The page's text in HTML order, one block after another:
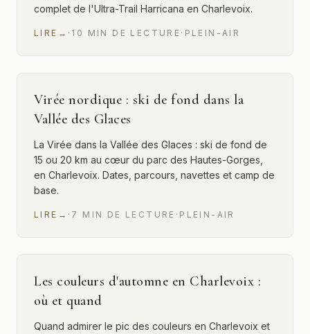
complet de l'Ultra-Trail Harricana en Charlevoix.
LIRE → · 10 MIN DE LECTURE · PLEIN-AIR
Virée nordique : ski de fond dans la
Vallée des Glaces
La Virée dans la Vallée des Glaces : ski de fond de
15 ou 20 km au cœur du parc des Hautes-Gorges,
en Charlevoix. Dates, parcours, navettes et camp de
base.
LIRE → · 7 MIN DE LECTURE · PLEIN-AIR
Les couleurs d'automne en Charlevoix :
où et quand
Quand admirer le pic des couleurs en Charlevoix et